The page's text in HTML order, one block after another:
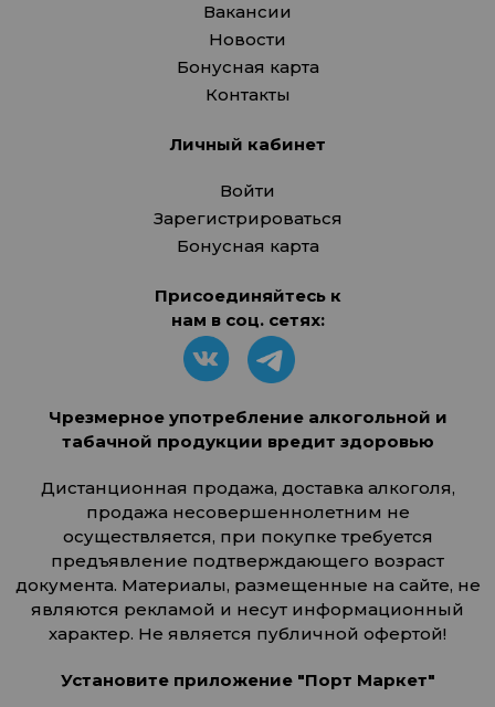
Вакансии
Новости
Бонусная карта
Контакты
Личный кабинет
Войти
Зарегистрироваться
Бонусная карта
Присоединяйтесь к
нам в соц. сетях:
Чрезмерное употребление алкогольной и
табачной продукции вредит здоровью
Дистанционная продажа, доставка алкоголя,
продажа несовершеннолетним не
осуществляется, при покупке требуется
предъявление подтверждающего возраст
документа. Материалы, размещенные на сайте, не
являются рекламой и несут информационный
характер. Не является публичной офертой!
Установите приложение "Порт Маркет"